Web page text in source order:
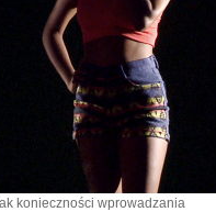
konieczności wprowadzania